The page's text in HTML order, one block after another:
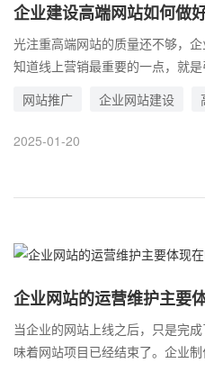
企业建设高端网站如何做
光注重高端网站的质量还不够，
知道线上营销最重要的一点，就
潜在用户发现自己，从而找到自
本就是出于商业目的，因此网站
况去不断尝试，最终找到最适合
网站推广 企业网站建设
2025-01-20
企业网站的运营维护主要
当企业的网站上线之后，只是完
味着网站项目已经结束了。企业